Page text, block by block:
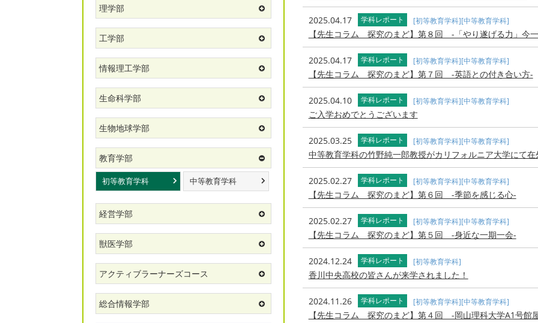
理学部
工学部
情報理工学部
生命科学部
生物地球学部
教育学部
初等教育学科 中等教育学科
経営学部
獣医学部
アクティブラーナーズコース
総合情報学部
2025.04.17 学科レポート [初等教育学科][中等教育学科]
【先生コラム 探究のまど】第８回 -「やり遂げる力」今
2025.04.17 学科レポート [初等教育学科][中等教育学科]
【先生コラム 探究のまど】第７回 -英語との付き合い方-
2025.04.10 学科レポート [初等教育学科][中等教育学科]
ご入学おめでとうございます
2025.03.25 学科レポート [初等教育学科][中等教育学科]
中等教育学科の竹野純一郎教授がカリフォルニア大学にて在
2025.02.27 学科レポート [初等教育学科][中等教育学科]
【先生コラム 探究のまど】第６回 -季節を感じる心-
2025.02.27 学科レポート [初等教育学科][中等教育学科]
【先生コラム 探究のまど】第５回 -身近な一期一会-
2024.12.24 学科レポート [初等教育学科]
香川中央高校の皆さんが来学されました！
2024.11.26 学科レポート [初等教育学科][中等教育学科]
【先生コラム 探究のまど】第４回 -岡山理科大学A1号館